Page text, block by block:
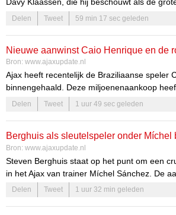
Davy Klaassen, die hij beschouwt als de
deed hij tijdens een interview met ESPN. De
cruciaal, niet alleen vanwege zijn
speler; hij is de drijvende kracht die de club
kan leiden.
Delen Tweet 59 min 17 sec geleden
Nieuwe aanwinst Caio Henrique en de
Wijndal bij Ajax
Bron: www.ajaxupdate.nl
Ajax heeft recentelijk de Braziliaanse speler
binnengehaald. Deze miljoenenaankoop
waarde kunnen bewijzen in de Conference
hoge verwachtingen die aan Henrique zijn
potentieel zal tonen en hoe hij zich zal
spelers in de selectie, zoals Owen Wijndal.
Delen Tweet 1 uur 49 sec geleden
Berghuis als sleutelspeler onder Míchel
Bron: www.ajaxupdate.nl
Steven Berghuis staat op het punt om een
in het Ajax van trainer Míchel Sánchez. De
een goede voorbereiding gedraaid, wat zijn
prominente positie in het team vergroot.
Delen Tweet 1 uur 32 min geleden